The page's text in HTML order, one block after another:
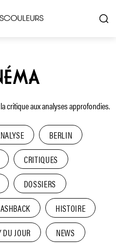
critique aux analyses approfondies.
BERLIN
CRITIQUES
DOSSIERS
HISTOIRE
DU JOUR
NEWS